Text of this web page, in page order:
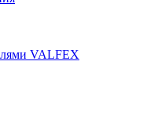
VALFEX